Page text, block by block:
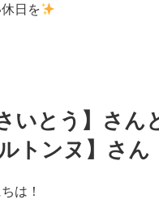
日を
いとう】さ
トンヌ】さん
は！